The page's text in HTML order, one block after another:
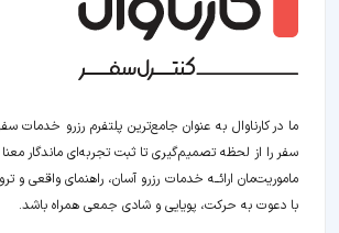
ما در کارناوال به عنوان جامع‌ترین پلتفرم رزرو خدمات
سفر را از لحظه‌ تصمیم‌گیری تا ثبت تجربه‌ای ماندگار
ماموریت‌مان اراﺋــﻪ خدمات رزرو آسان، راهنمای واقعی
با دعوت به حرکت، پویایی و شادی جمعی همراه باشد.